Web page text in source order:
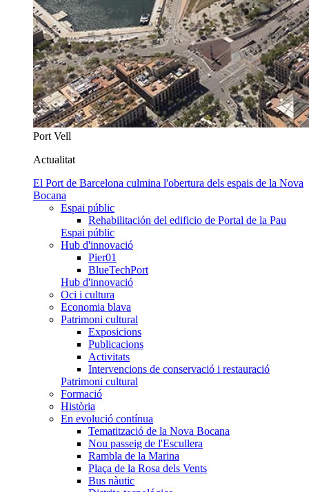
Port Vell
Actualitat
El Port de Barcelona culmina l'obertura dels espais de la Nova
Bocana
Espai públic
Rehabilitación del edificio de Portal de la Pau
Espai públic
Hub d'innovació
Pier01
BlueTechPort
Hub d'innovació
Oci i cultura
Economia blava
Patrimoni cultural
Exposicions
Publicacions
Activitats
Intervencions de conservació i restauració
Patrimoni cultural
Formació
Història
En evolució contínua
Tematització de la Nova Bocana
Nou passeig de l'Escullera
Rambla de la Marina
Plaça de la Rosa dels Vents
Bus nàutic